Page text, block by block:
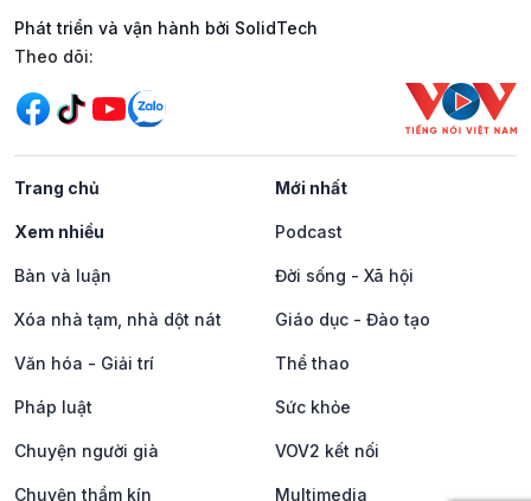
Phát triển và vận hành bởi SolidTech
Mạng xã hội
Theo dõi:
Trang chủ Mới nhất
Xem nhiều Podcast
Bàn và luận Đời sống - Xã hội
Xóa nhà tạm, nhà dột nát Giáo dục - Đào tạo
Văn hóa - Giải trí Thể thao
Pháp luật Sức khỏe
Chuyện người già VOV2 kết nối
Chuyện thầm kín Multimedia